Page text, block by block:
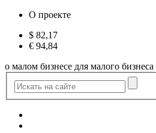
О проекте
$ 82,17
€ 94,84
о малом бизнесе для малого бизнеса